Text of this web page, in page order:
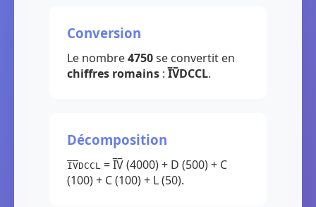
Conversion
Le nombre4750se convertit en
chiffres romains :I̅V̅DCCL.
Décomposition
I̅V̅DCCL = I̅V̅ (4000) + D (500) + C
(100) + C (100) + L (50).